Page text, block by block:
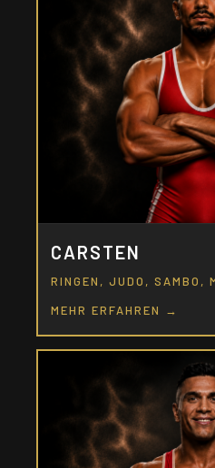
CARSTEN
RINGEN, JUDO, SAMBO,
MEHR ERFAHREN →